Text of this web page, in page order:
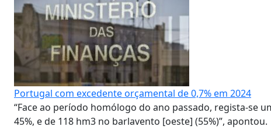
Portugal com excedente orçamental de 0,7% em 2024
“Face ao período homólogo do ano passado, regista-se
45%, e de 118 hm3 no barlavento [oeste] (55%)”, apontou.